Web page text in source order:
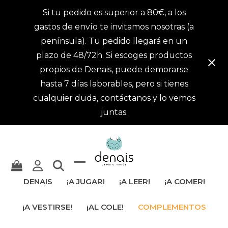
Si tu pedido es superior a 80€, a los
gastos de envío te invitamos nosotras (a
península). Tu pedido llegará en un
plazo de 48/72h. Si escoges productos
propios de Denais, puede demorarse
hasta 7 días laborables, pero si tienes
cualquier duda, contáctanos y lo vemos
juntas.
ocultar
móvil
DENAIS ¡A JUGAR! ¡A LEER! ¡A COMER!
¡A VESTIRSE! ¡AL COLE! COMPLEMENTOS